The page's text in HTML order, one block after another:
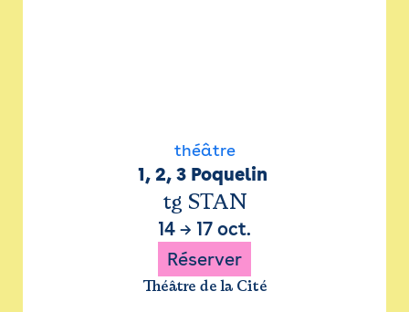
théâtre
1, 2, 3 Poquelin
tg STAN
14 → 17 oct.
Réserver
Théâtre de la Cité